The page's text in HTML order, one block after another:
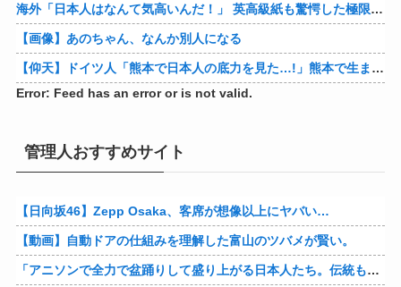
海外「日本人はなんて気高いんだ！」 英高級紙も驚愕した極限の中の日本人の姿に世界が衝撃
【画像】あのちゃん、なんか別人になる
【仰天】ドイツ人「熊本で日本人の底力を見た…!」熊本で生まれて初めて震度7の大地震を経験したドイツ人。直後、日本人たちの行動に衝撃を受けてしまう…
Error: Feed has an error or is not valid.
管理人おすすめサイト
【日向坂46】Zepp Osaka、客席が想像以上にヤバい…
【動画】自動ドアの仕組みを理解した富山のツバメが賢い。
「アニソンで全力で盆踊りして盛り上がる日本人たち。伝統もオタクもこの熱量、素晴らしい」→女さんブチギレ「これを見て『日本の品格が落ちた』と思いま…